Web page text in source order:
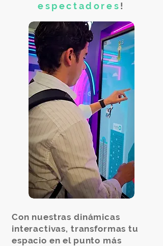
espectadores!
Con nuestras dinámicas
interactivas, transformas tu
espacio en el punto más